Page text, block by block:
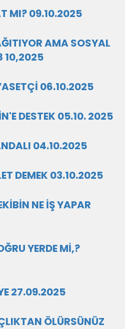
MI? 09.10.2025
AMA SOSYAL
10,2025
06.10.2025
DESTEK 05.10. 2025
04.10.2025
DEMEK 03.10.2025
NE İŞ YAPAR
YERDE Mİ,?
27.09.2025
ÖLÜRSÜNÜZ